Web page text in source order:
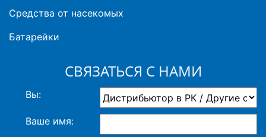
Средства от насекомых
Батарейки
СВЯЗАТЬСЯ С НАМИ
Вы:
Ваше имя: